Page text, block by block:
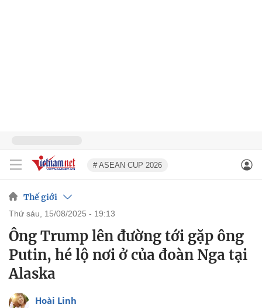
# ASEAN CUP 2026
Thế giới
thứ sáu, 15/08/2025 - 19:13
Ông Trump lên đường tới gặp ông
Putin, hé lộ nơi ở của đoàn Nga tại
Alaska
Hoài Linh